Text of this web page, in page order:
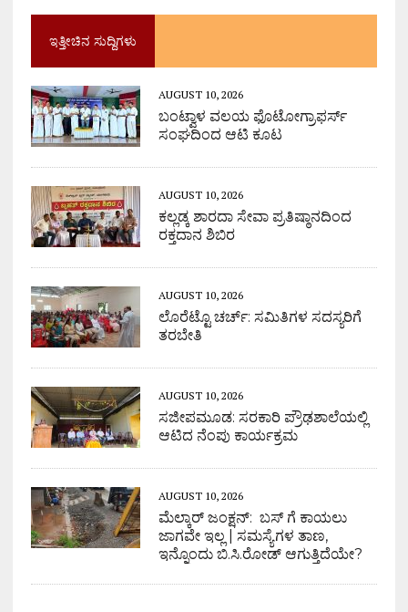
ಇತ್ತೀಚಿನ ಸುದ್ದಿಗಳು
AUGUST 10, 2026
ಬಂಟ್ವಾಳ ವಲಯ ಫೊಟೋಗ್ರಾಫರ್ಸ್
ಸಂಘದಿಂದ ಆಟಿ ಕೂಟ
AUGUST 10, 2026
ಕಲ್ಲಡ್ಕ ಶಾರದಾ ಸೇವಾ ಪ್ರತಿಷ್ಠಾನದಿಂದ
ರಕ್ತದಾನ ಶಿಬಿರ
AUGUST 10, 2026
ಲೊರೆಟ್ಟೊ ಚರ್ಚ್: ಸಮಿತಿಗಳ ಸದಸ್ಯರಿಗೆ
ತರಬೇತಿ
AUGUST 10, 2026
ಸಜೀಪಮೂಡ: ಸರಕಾರಿ ಪ್ರೌಢಶಾಲೆಯಲ್ಲಿ
ಆಟಿದ ನೆಂಪು ಕಾರ್ಯಕ್ರಮ
AUGUST 10, 2026
ಮೆಲ್ಕಾರ್ ಜಂಕ್ಷನ್: ಬಸ್ ಗೆ ಕಾಯಲು
ಜಾಗವೇ ಇಲ್ಲ | ಸಮಸ್ಯೆಗಳ ತಾಣ,
ಇನ್ನೊಂದು ಬಿ.ಸಿ.ರೋಡ್ ಆಗುತ್ತಿದೆಯೇ?